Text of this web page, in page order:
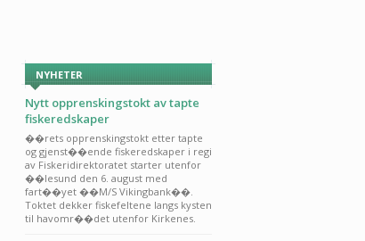
NYHETER
Nytt opprenskingstokt av tapte
fiskeredskaper
��rets opprenskingstokt etter tapte
og gjenst��ende fiskeredskaper i regi
av Fiskeridirektoratet starter utenfor
��lesund den 6. august med
fart��yet ��M/S Vikingbank��.
Toktet dekker fiskefeltene langs kysten
til havomr��det utenfor Kirkenes.